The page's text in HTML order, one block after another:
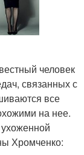
человек
связанных с
все
на нее.
Хромченко: